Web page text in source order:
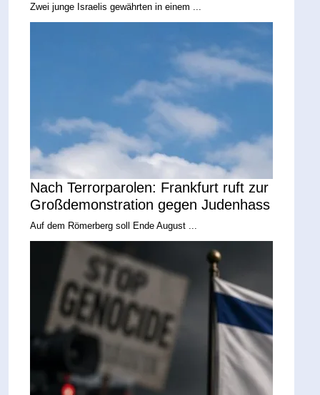
Zwei junge Israelis gewährten in einem ...
Nach Terrorparolen: Frankfurt ruft zur
Großdemonstration gegen Judenhass
Auf dem Römerberg soll Ende August ...